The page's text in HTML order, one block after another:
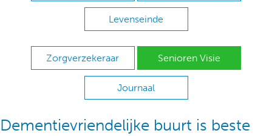
Levenseinde
Zorgverzekeraar Senioren Visie
Journaal
Dementievriendelijke buurt is beste